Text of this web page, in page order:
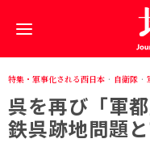
特集・軍事化される西日本 · 自衛隊 ·
呉を再び「軍都
鉄呉跡地問題